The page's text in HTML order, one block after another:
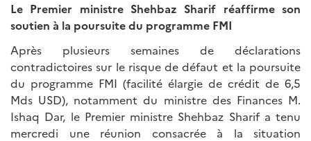
Le Premier ministre Shehbaz Sharif réaffirme son
soutien à la poursuite du programme FMI
Après plusieurs semaines de déclarations
contradictoires sur le risque de défaut et la poursuite
du programme FMI (facilité élargie de crédit de 6,5
Mds USD), notamment du ministre des Finances M.
Ishaq Dar, le Premier ministre Shehbaz Sharif a tenu
mercredi une réunion consacrée à la situation